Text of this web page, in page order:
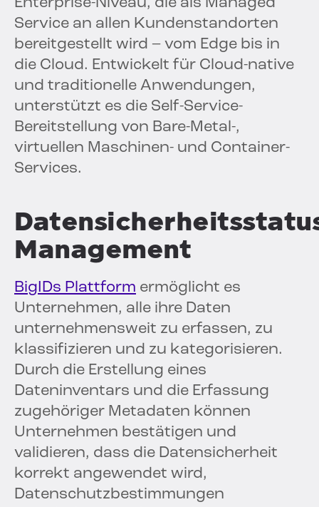
Enterprise-Niveau, die als Managed
Service an allen Kundenstandorten
bereitgestellt wird – vom Edge bis in
die Cloud. Entwickelt für Cloud-native
und traditionelle Anwendungen,
unterstützt es die Self-Service-
Bereitstellung von Bare-Metal-,
virtuellen Maschinen- und Container-
Services.
Management
BigIDs Plattform ermöglicht es
Unternehmen, alle ihre Daten
unternehmensweit zu erfassen, zu
klassifizieren und zu kategorisieren.
Durch die Erstellung eines
Dateninventars und die Erfassung
zugehöriger Metadaten können
Unternehmen bestätigen und
validieren, dass die Datensicherheit
korrekt angewendet wird,
Datenschutzbestimmungen